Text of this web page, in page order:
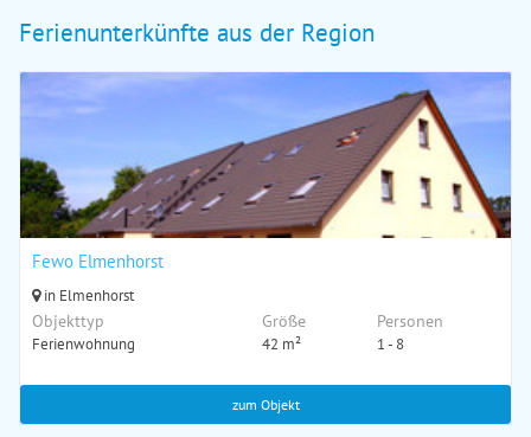
Ferienunterkünfte aus der Region
Fewo Elmenhorst
in Elmenhorst
Objekttyp
Ferienwohnung
Größe
42 m²
Personen
1 - 8
zum Objekt